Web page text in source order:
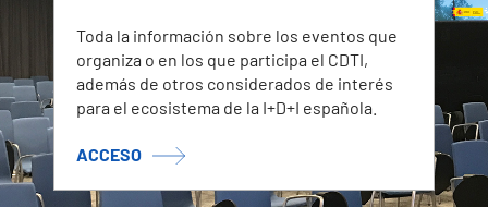
Toda la información sobre los eventos que
organiza o en los que participa el CDTI,
además de otros considerados de interés
para el ecosistema de la I+D+I española.
ACCESO